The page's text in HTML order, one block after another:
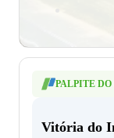
PALPITE DO
Vitória do